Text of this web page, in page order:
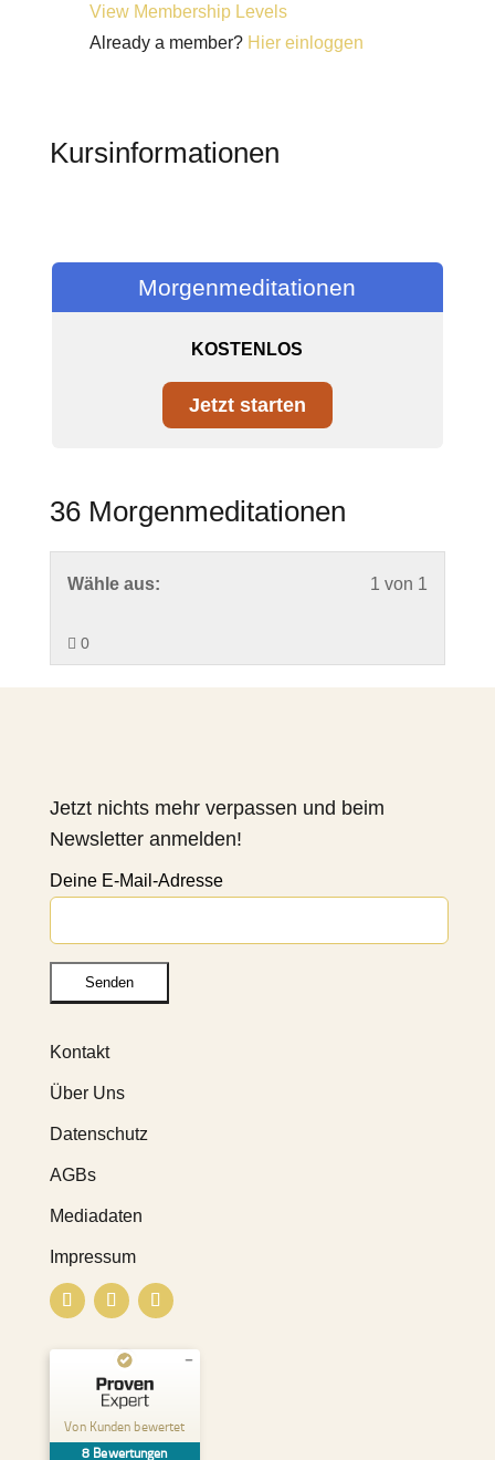
View Membership Levels
Already a member? Hier einloggen
Kursinformationen
Morgenmeditationen
KOSTENLOS
Jetzt starten
36 Morgenmeditationen
1 von 1
Wähle aus:
0
Jetzt nichts mehr verpassen und beim
Newsletter anmelden!
Deine E-Mail-Adresse
Kontakt
Über Uns
Datenschutz
AGBs
Mediadaten
Impressum
Von Kunden bewertet
8 Bewertungen
Kundenbewertungen und Erfahrungen zu